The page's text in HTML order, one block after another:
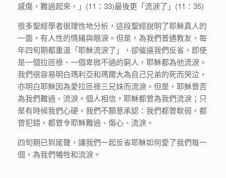
感傷，難過起來，」(11：33)最後更「流淚了」(11：35)
很多聖經學者很理性地分析，這段聖經說明了耶穌真人的
一面，有人性的情緒與眼淚。但是，為我們普通教友，每
年四旬期都重溫「耶穌流淚了」，卻催逼我們反省，即使
是一個拉匝祿、一個卑微不過的窮人，耶穌都為他流淚。
我們很容易明白瑪利亞和瑪爾大為自己兄弟的死而哭泣，
亦明白耶穌因為愛拉匝祿三兄妹而流淚。但是，耶穌曾否
為我們難過、流淚。個人相信，耶穌都曾為我們流淚；只
是有時候我們心硬，我們不願意承認：我們都曾軟弱，都
曾犯錯，都曾令耶穌難過、傷心、流淚。
四旬期已到尾聲，讓我們一起反省耶穌如何愛了我們每一
個，為我們犧牲和流淚。